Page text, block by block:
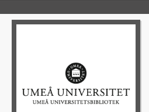
Handskrift 41 - Frida Åslunds
10 - Noveller A-B
11 - Noveller D
12 - Noveller E-G